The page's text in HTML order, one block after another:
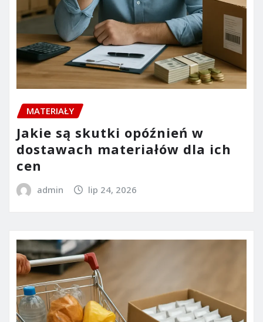
MATERIAŁY
Jakie są skutki opóźnień w
dostawach materiałów dla ich
cen
admin lip 24, 2026